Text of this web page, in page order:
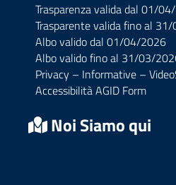
Trasparenza valida dal 01/
Trasparente valida fino al
Albo valido dal 01/04/2026
Albo valido fino al 31/03/
Privacy – Informative –
Accessibilità AGID Form
Noi Siamo qui